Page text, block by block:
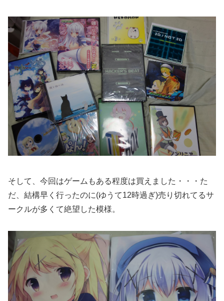
そして、今回はゲームもある程度は買えました・・・た
だ、結構早く行ったのに(ゆうて12時過ぎ)売り切れてるサ
ークルが多くて絶望した模様。